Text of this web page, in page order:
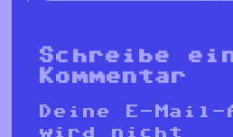
Schreibe
Kommentar
Deine E-Mail-
wird nicht